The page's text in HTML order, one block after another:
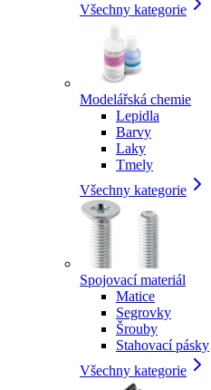
Všechny kategorie
Modelářská chemie
Lepidla
Barvy
Laky
Tmely
Všechny kategorie
Spojovací materiál
Matice
Segrovky
Šrouby
Stahovací pásky
Všechny kategorie